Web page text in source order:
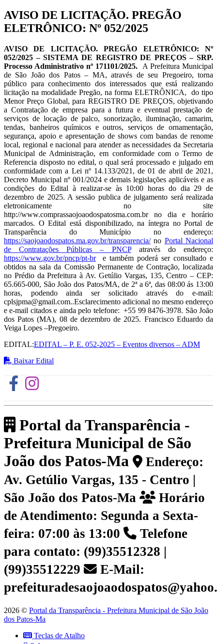
AVISO DE LICITAÇÃO. PREGÃO
ELETRÔNICO: Nº 052/2025
AVISO DE LICITAÇÃO. PREGÃO ELETRÔNICO: Nº
052/2025 – SISTEMA DE REGISTRO DE PREÇOS – SRP.
Processo Administrativo nº 171101/2025. A Prefeitura Municipal
de São João dos Patos – MA, através de seu Pregoeiro, torna
público para conhecimento dos interessados que está realizando
licitação na modalidade Pregão, na forma ELETRÔNICA, do tipo
Menor Preço Global, para REGISTRO DE PREÇOS, objetivando
a Contratação de empresa para a futura e eventual prestação de
serviços de locação de palco, sonorização, iluminação, camarim,
tendas, banheiros químicos e outros, serviços de ornamentação,
segurança, apoio e apresentação de shows com bandas de renome
local, regional e nacional para atender as necessidades da Secretaria
Municipal de Administração, em conformidade com o Termo de
Referencia disposto no edital, o qual será processado e julgado em
conformidade com a Lei nº 14.133/2021, de 01 de abril de 2021,
Decreto Municipal nº 001/2024 e demais legislações aplicáveis e as
condições do Edital à realizar-se às 10:00 horas do dia 29 de
dezembro de 2025. A sessão publica de julgamento será realizada
eletronicamente no site
http://www.comprassaojoaodospatosma.com.br no dia e horário
marcados. O Edital está disponibilizado, na íntegra no Portal de
Transparência do Município no endereço:
https://saojoaodospatos.ma.gov.br/transparencia/no Portal Nacional
de Contratações Públicas – PNCPatravés do endereço:
https://www.gov.br/pncp/pt-bre também poderá ser consultado e
obtidos na sala da Comissão Permanente de Contração, localizada
no Prédio da Prefeitura à Av. Getúlio Vargas, 135, Centro – CEP:
65.665-000, São João dos Patos/MA, de 2ª a 6ª, das 08:00 ás 13:00
horas, podendo ainda ser solicitado através do e-mail:
cplsjpma@gmail.com..Esclarecimento adicional no mesmo endereço
e e-mail citados e ainda pelo telefone: +55 99 8476-3978. São João
dos Patos (MA), 08 de dezembro de 2025. Francisco Eduardo da
Veiga Lopes –Pregoeiro.
EDITAL:EDITAL – P. E. 052-2025 – Eventos diversos – ADM
Baixar Edital
Portal da Transparência -
Prefeitura Municipal de São
João dos Patos-Ma
Endereço:
Av. Getúlio Vargas, 135 - Centro |
São João dos Patos-Ma
Horário
de Atendimento: Segunda a Sexta-
feira: 07:00 às 13:00
Telefone
para contato: (99)35512328 |
(99)35512229
E-Mail:
2026 © Portal da Transparência - Prefeitura Municipal de São João
dos Patos-Ma
Teclas de Atalho